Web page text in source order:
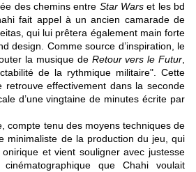
des chemins entre Star Wars et les bd
fait appel à un ancien camarade de
qui lui prêtera également main forte
design. Comme source d’inspiration, le
la musique de Retour vers le Futur
de la rythmique militaire". Cette
retrouve effectivement dans la seconde
d’une vingtaine de minutes écrite par
compte tenu des moyens techniques de
minimaliste de la production du jeu, qui
et vient souligner avec justesse
cinématographique que Chahi voulait